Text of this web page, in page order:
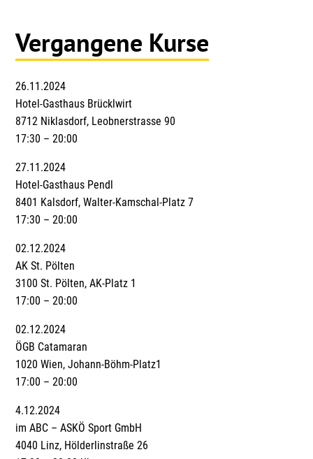
Vergangene Kurse
26.11.2024
Hotel-Gasthaus Brücklwirt
8712 Niklasdorf, Leobnerstrasse 90
17:30 – 20:00
27.11.2024
Hotel-Gasthaus Pendl
8401 Kalsdorf, Walter-Kamschal-Platz 7
17:30 – 20:00
02.12.2024
AK St. Pölten
3100 St. Pölten, AK-Platz 1
17:00 – 20:00
02.12.2024
ÖGB Catamaran
1020 Wien, Johann-Böhm-Platz1
17:00 – 20:00
4.12.2024
im ABC – ASKÖ Sport GmbH
4040 Linz, Hölderlinstraße 26